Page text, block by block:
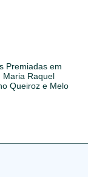
Premiadas em
Maria Raquel
Queiroz e Melo